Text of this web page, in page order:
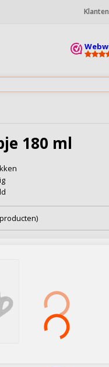
Vandaag
180 ml